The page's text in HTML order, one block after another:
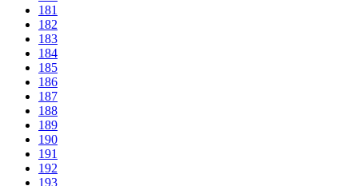
181
182
183
184
185
186
187
188
189
190
191
192
193